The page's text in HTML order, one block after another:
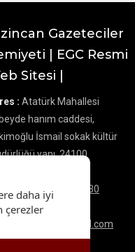
Gazeteciler
| EGC Resmi
Sitesi |
: Atatürk Mahallesi
hanım caddesi,
İsmail sokak kültür
yanı, 24100
:0 545 866 80 30
:
daha iyi
çerezler